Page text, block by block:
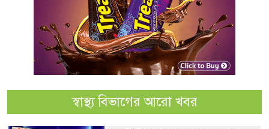
স্বাস্থ্য বিভাগের আরো খবর